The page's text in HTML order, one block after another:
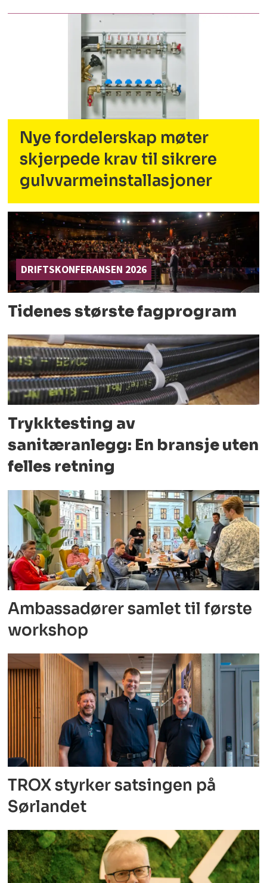
Nye fordelerskap møter
skjerpede krav til sikrere
gulvvarmeinstallasjoner
DRIFTSKONFERANSEN 2026
Tidenes største fagprogram
Trykktesting av
sanitæranlegg: En bransje uten
felles retning
Ambassadører samlet til første
workshop
TROX styrker satsingen på
Sørlandet